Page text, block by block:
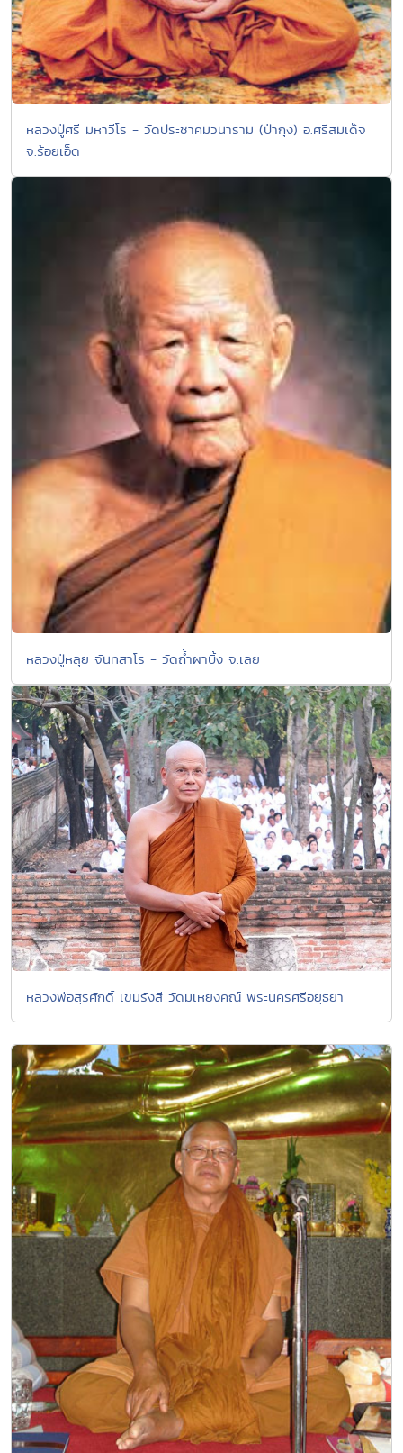
หลวงปู่ศรี มหาวีโร - วัดประชาคมวนาราม (ป่ากุง) อ.ศรีสมเด็จ
จ.ร้อยเอ็ด
หลวงปู่หลุย จันทสาโร - วัดถ้ำผาบิ้ง จ.เลย
หลวงพ่อสุรศักดิ์ เขมรังสี วัดมเหยงคณ์ พระนครศรีอยุธยา